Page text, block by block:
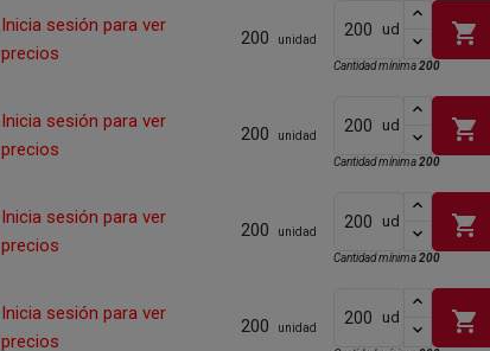
Inicia sesión para ver
precios
200 unidad
ud shopping_cart
Cantidad mínima200
Inicia sesión para ver
precios
200 unidad
ud shopping_cart
Cantidad mínima200
Inicia sesión para ver
precios
200 unidad
ud shopping_cart
Cantidad mínima200
Inicia sesión para ver
precios
200 unidad
ud shopping_cart